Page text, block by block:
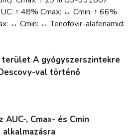
↑ 48% Cmax: ↔ Cmin: ↑ 66%
↔ Cmin: ↔ Tenofovir-alafenamid:
terület A gyógyszerszintekre
val történő
, Cmax- és Cmin